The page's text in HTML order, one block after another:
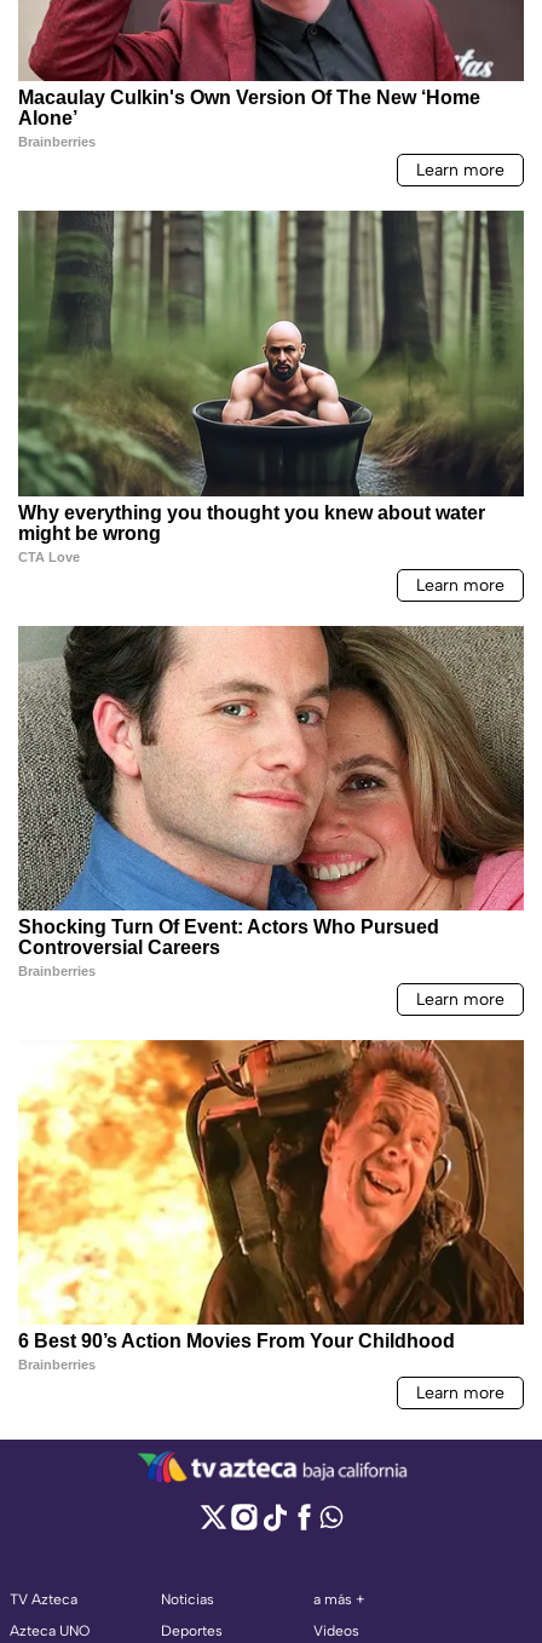
TV Azteca
Azteca UNO
Noticias
Deportes
a más +
Videos